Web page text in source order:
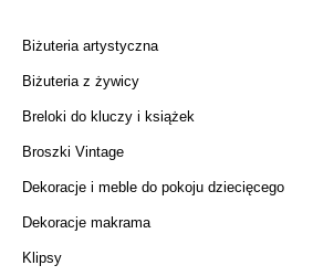
Biżuteria artystyczna
Biżuteria z żywicy
Breloki do kluczy i książek
Broszki Vintage
Dekoracje i meble do pokoju dziecięcego
Dekoracje makrama
Klipsy